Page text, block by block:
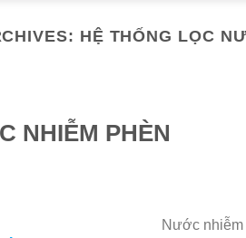
HỆ THỐNG LỌC
NHIỄM PHÈN
Nước